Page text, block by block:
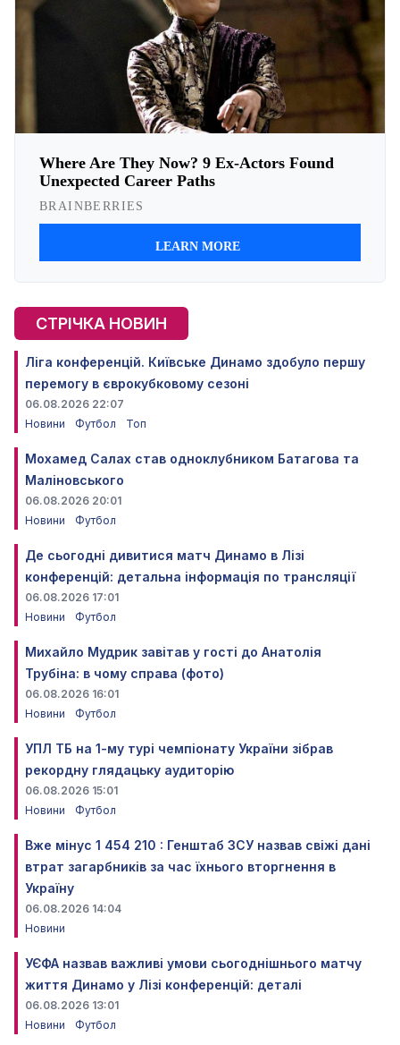
СТРІЧКА НОВИН
Ліга конференцій. Київське Динамо здобуло першу
перемогу в єврокубковому сезоні
06.08.2026 22:07
Новини
Футбол Топ
Мохамед Салах став одноклубником Батагова та
Маліновського
06.08.2026 20:01
Новини
Футбол
Де сьогодні дивитися матч Динамо в Лізі
конференцій: детальна інформація по трансляції
06.08.2026 17:01
Новини
Футбол
Михайло Мудрик завітав у гості до Анатолія
Трубіна: в чому справа (фото)
06.08.2026 16:01
Новини
Футбол
УПЛ ТБ на 1-му турі чемпіонату України зібрав
рекордну глядацьку аудиторію
06.08.2026 15:01
Новини
Футбол
Вже мінус 1 454 210 : Генштаб ЗСУ назвав свіжі дані
втрат загарбників за час їхнього вторгнення в
Україну
06.08.2026 14:04
Новини
УЄФА назвав важливі умови сьогоднішнього матчу
життя Динамо у Лізі конференцій: деталі
06.08.2026 13:01
Новини
Футбол